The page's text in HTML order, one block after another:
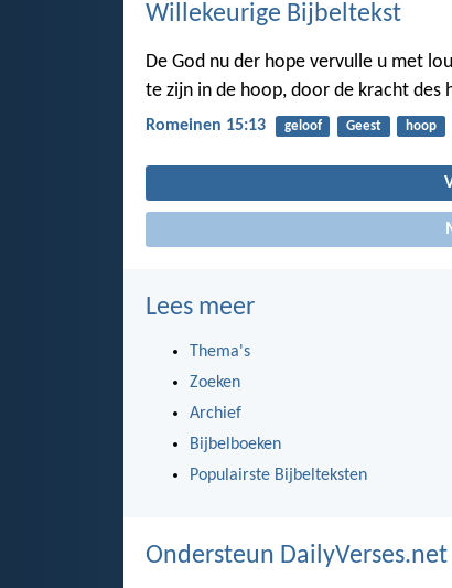
Willekeurige Bijbeltekst
De God nu der hope vervulle u met
te zijn in de hoop, door de kracht des
Romeinen 15:13 geloof Geest hoop
Lees meer
Thema's
Zoeken
Archief
Bijbelboeken
Populairste Bijbelteksten
Ondersteun DailyVerses.net